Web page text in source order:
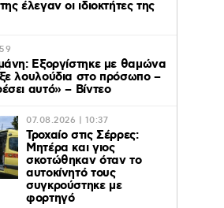
έλεγαν οι ιδιοκτήτες της
Εξοργίστηκε με θαμώνα
λουλούδια στο πρόσωπο –
αυτό» – Βίντεο
07.08.2026 | 10:37
Τροχαίο στις Σέρρες:
Μητέρα και γιος
σκοτώθηκαν όταν το
αυτοκίνητό τους
συγκρούστηκε με
φορτηγό